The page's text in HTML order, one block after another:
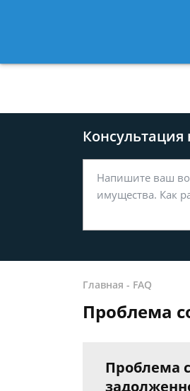
Главная - FAQ
Проблема
Проблема